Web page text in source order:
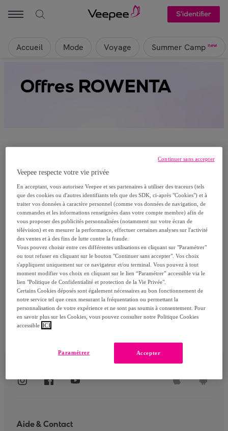
S'identifier
Accueil Mode Voyage Summer Camp new
Offres ROWENTA
Ça alors, aucun produit n’est actuellement
visible sur cette page
Rejoignez-nous et découvrez les articles réservés à
nos membres.
S'identifier
Aide & Contact
Veepee respecte votre vie privée
En acceptant, vous autorisez Veepee et ses partenaires à utiliser des traceurs (tels
que des cookies ou d'autres identifiants tels que des SDK, ci-après "Cookies") et à
traiter vos données à caractère personnel (comme vos données de navigation, de
commandes et les informations renseignées dans votre compte membre) afin de
vous proposer des publicités personnalisées (notamment sur votre écran de
télévision) et en mesurer la performance, effectuer certaines analyses sur l'activité
des ventes et à des fins de lutte contre la fraude.
Vous pouvez choisir entre ces différentes utilisations en cliquant sur "Paramétrer"
ou tout refuser en cliquant sur le bouton "Continuer sans accepter". Vos choix
s'appliquent uniquement sur ce navigateur et/ou terminal. Vous pouvez à tout
moment modifier vos choix en cliquant sur le lien “Paramétrer” accessible via le
lien "Politique de Confidentialité et protection de la Vie Privée".
Certains Cookies déposés sont également nécessaires au bon fonctionnement de
notre service tel que ceux mesurant la fréquentation ou permettant la
personnalisation de votre expérience et ne sont pas soumis à consentement. Pour
en savoir plus sur les Cookies, vous pouvez consulter notre Politique Cookies
accessible ICI
Accepter
Paramétrer
Continuer sans accepter